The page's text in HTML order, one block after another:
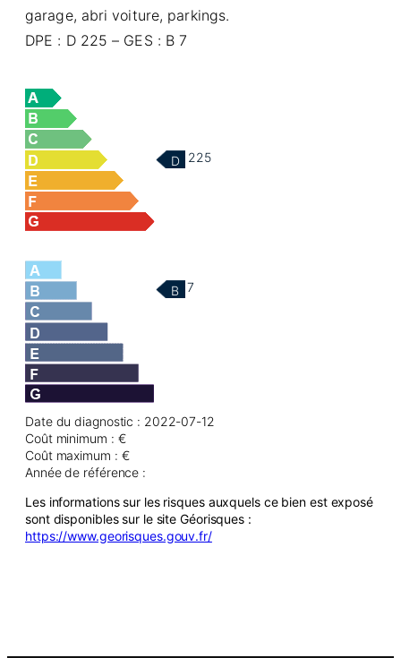
garage, abri voiture, parkings.
DPE : D 225 – GES : B 7
D 225
B 7
Date du diagnostic : 2022-07-12
Coût minimum : €
Coût maximum : €
Année de référence :
Les informations sur les risques auxquels ce bien est exposé
sont disponibles sur le site Géorisques :
https://www.georisques.gouv.fr/